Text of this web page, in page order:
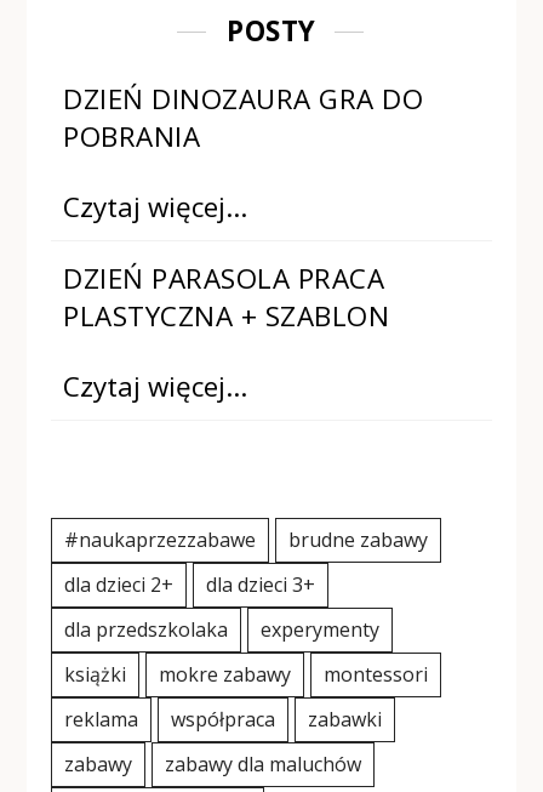
POSTY
DZIEŃ DINOZAURA GRA DO
POBRANIA
Czytaj więcej…
DZIEŃ PARASOLA PRACA
PLASTYCZNA + SZABLON
Czytaj więcej…
#naukaprzezzabawe
brudne zabawy
dla dzieci 2+
dla dzieci 3+
dla przedszkolaka
experymenty
książki
mokre zabawy
montessori
reklama
współpraca
zabawki
zabawy
zabawy dla maluchów